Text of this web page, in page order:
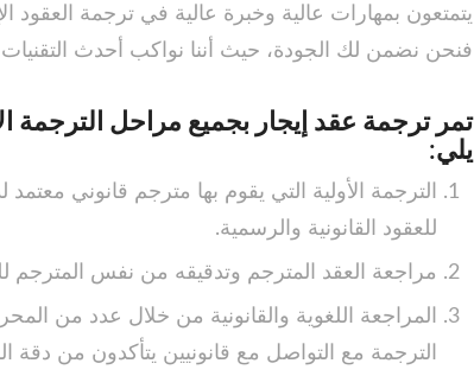
يتمتعون بمهارات عالية وخبرة عالية في ترجمة العقود
فنحن نضمن لك الجودة، حيث أننا نواكب أحدث التقنيات
تمر ترجمة عقد إيجار بجميع مراحل الترجمة
يلي:
الترجمة الأولية التي يقوم بها مترجم قانوني
للعقود القانونية والرسمية.
مراجعة العقد المترجم وتدقيقه من نفس المترجم
المراجعة اللغوية والقانونية من خلال عدد من
الترجمة مع التواصل مع قانونيين يتأكدون من دقة